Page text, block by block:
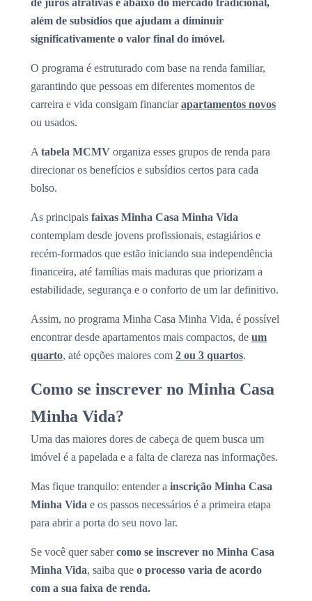
de juros atrativas e abaixo do mercado tradicional,
além de subsídios que ajudam a diminuir
significativamente o valor final do imóvel.
O programa é estruturado com base na renda familiar,
garantindo que pessoas em diferentes momentos de
carreira e vida consigam financiarapartamentos novos
ou usados.
A tabela MCMV organiza esses grupos de renda para
direcionar os benefícios e subsídios certos para cada
bolso.
As principais faixas Minha Casa Minha Vida
contemplam desde jovens profissionais, estagiários e
recém-formados que estão iniciando sua independência
financeira, até famílias mais maduras que priorizam a
estabilidade, segurança e o conforto de um lar definitivo.
Assim, no programa Minha Casa Minha Vida, é possível
encontrar desde apartamentos mais compactos, de um
quarto, até opções maiores com 2 ou 3 quartos.
Como se inscrever no Minha Casa
Minha Vida?
Uma das maiores dores de cabeça de quem busca um
imóvel é a papelada e a falta de clareza nas informações.
Mas fique tranquilo: entender a inscrição Minha Casa
Minha Vida e os passos necessários é a primeira etapa
para abrir a porta do seu novo lar.
Se você quer sabercomo se inscrever no Minha Casa
Minha Vida, saiba que o processo varia de acordo
com a sua faixa de renda.